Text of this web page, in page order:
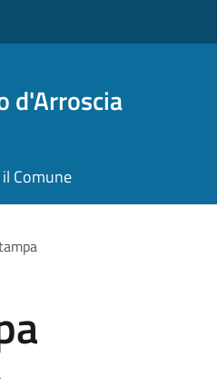
d'Arroscia
Comune